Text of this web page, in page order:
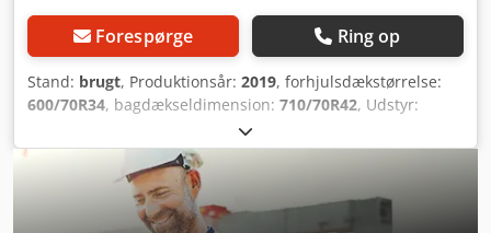
Forespørge Ring op
Stand: brugt, Produktionsår: 2019, forhjulsdækstørrelse:
600/70R34, bagdækseldimension: 710/70R42, Udstyr:
, Radarsensor, Vario-terminal 10,4 tommer,
tagluge / VarioGuide Variotronic redskabsstyring,
VarioGuide controller, GSM Variodoc Pro, super
komfortsæde / Hydraulikpumpe 152 l/min / / Chedpfx Afer